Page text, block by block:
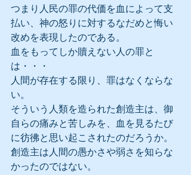
つまり人民の罪の代価を血によって支
払い、神の怒りに対するなだめと悔い
改めを表現したのである。
血をもってしか贖えない人の罪と
は・・・
人間が存在する限り、罪はなくならな
い。
そういう人類を造られた創造主は、御
自らの痛みと苦しみを、血を見るたび
に彷彿と思い起こされたのだろうか。
創造主は人間の愚かさや弱さを知らな
かったのではない。